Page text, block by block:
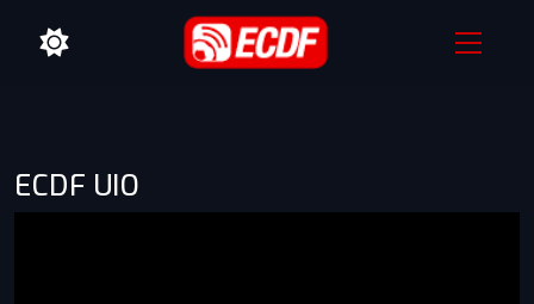
ECDF UIO